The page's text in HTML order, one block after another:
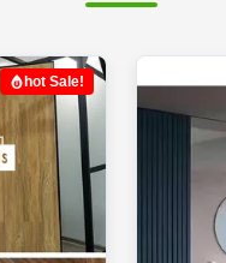
hot Sale!